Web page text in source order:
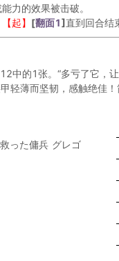
力的效果被击破。
【起】 [翻面1]直到回合结
中的1张。“多亏了它，
轻薄而坚韧，感触绝佳